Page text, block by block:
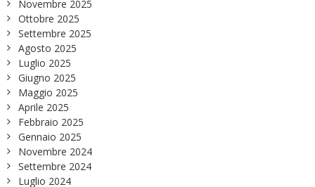
Novembre 2025
Ottobre 2025
Settembre 2025
Agosto 2025
Luglio 2025
Giugno 2025
Maggio 2025
Aprile 2025
Febbraio 2025
Gennaio 2025
Novembre 2024
Settembre 2024
Luglio 2024